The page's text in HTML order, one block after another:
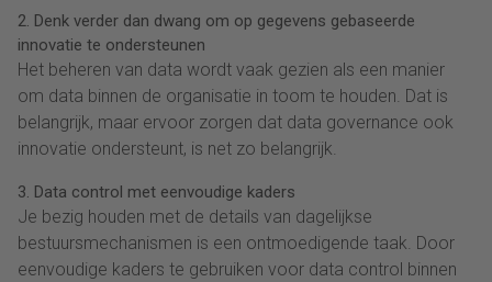
2. Denk verder dan dwang om op gegevens gebaseerde
innovatie te ondersteunen
Het beheren van data wordt vaak gezien als een manier
om data binnen de organisatie in toom te houden. Dat is
belangrijk, maar ervoor zorgen dat data governance ook
innovatie ondersteunt, is net zo belangrijk.
3. Data control met eenvoudige kaders
Je bezig houden met de details van dagelijkse
bestuursmechanismen is een ontmoedigende taak. Door
eenvoudige kaders te gebruiken voor data control binnen